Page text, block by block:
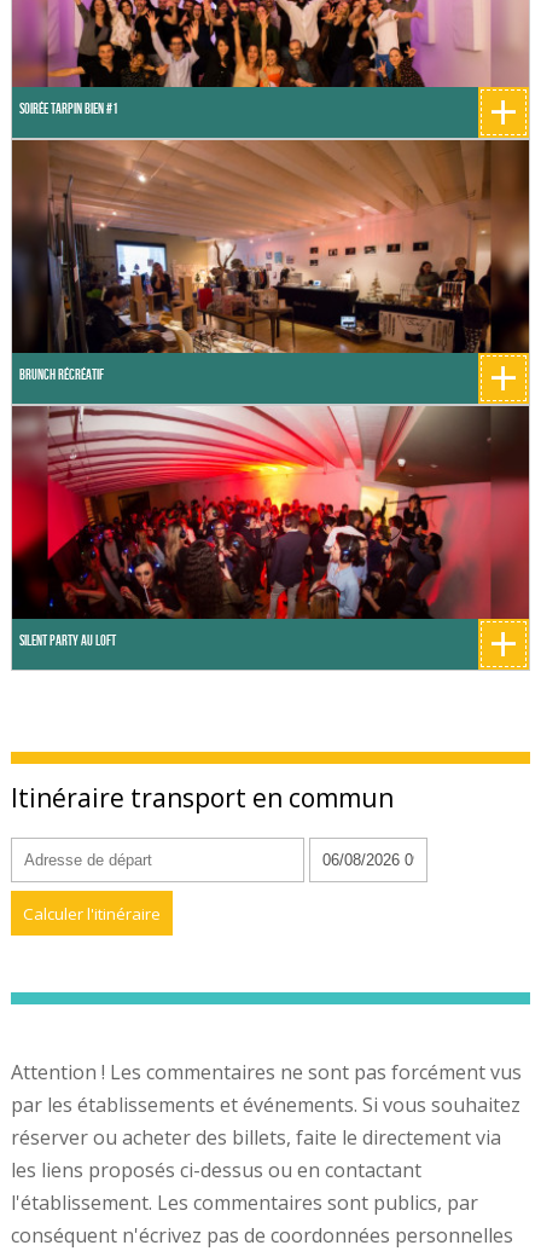
Soirée Tarpin Bien #1 +
BRuNcH RéCréAtiF +
Silent Party au Loft +
Itinéraire transport en commun
Attention ! Les commentaires ne sont pas forcément vus
par les établissements et événements. Si vous souhaitez
réserver ou acheter des billets, faite le directement via
les liens proposés ci-dessus ou en contactant
l'établissement. Les commentaires sont publics, par
conséquent n'écrivez pas de coordonnées personnelles